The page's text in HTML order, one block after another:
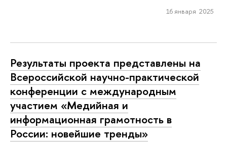
16 января 2025
Результаты проекта представлены на
Всероссийской научно-практической
конференции с международным
участием «Медийная и
информационная грамотность в
России: новейшие тренды»